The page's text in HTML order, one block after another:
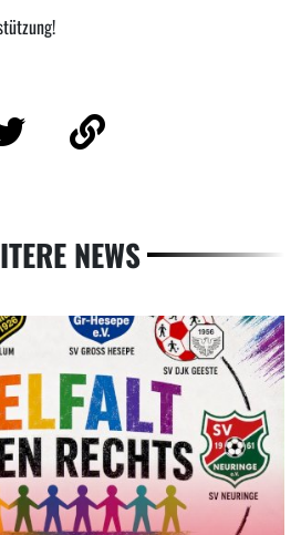
NEWS